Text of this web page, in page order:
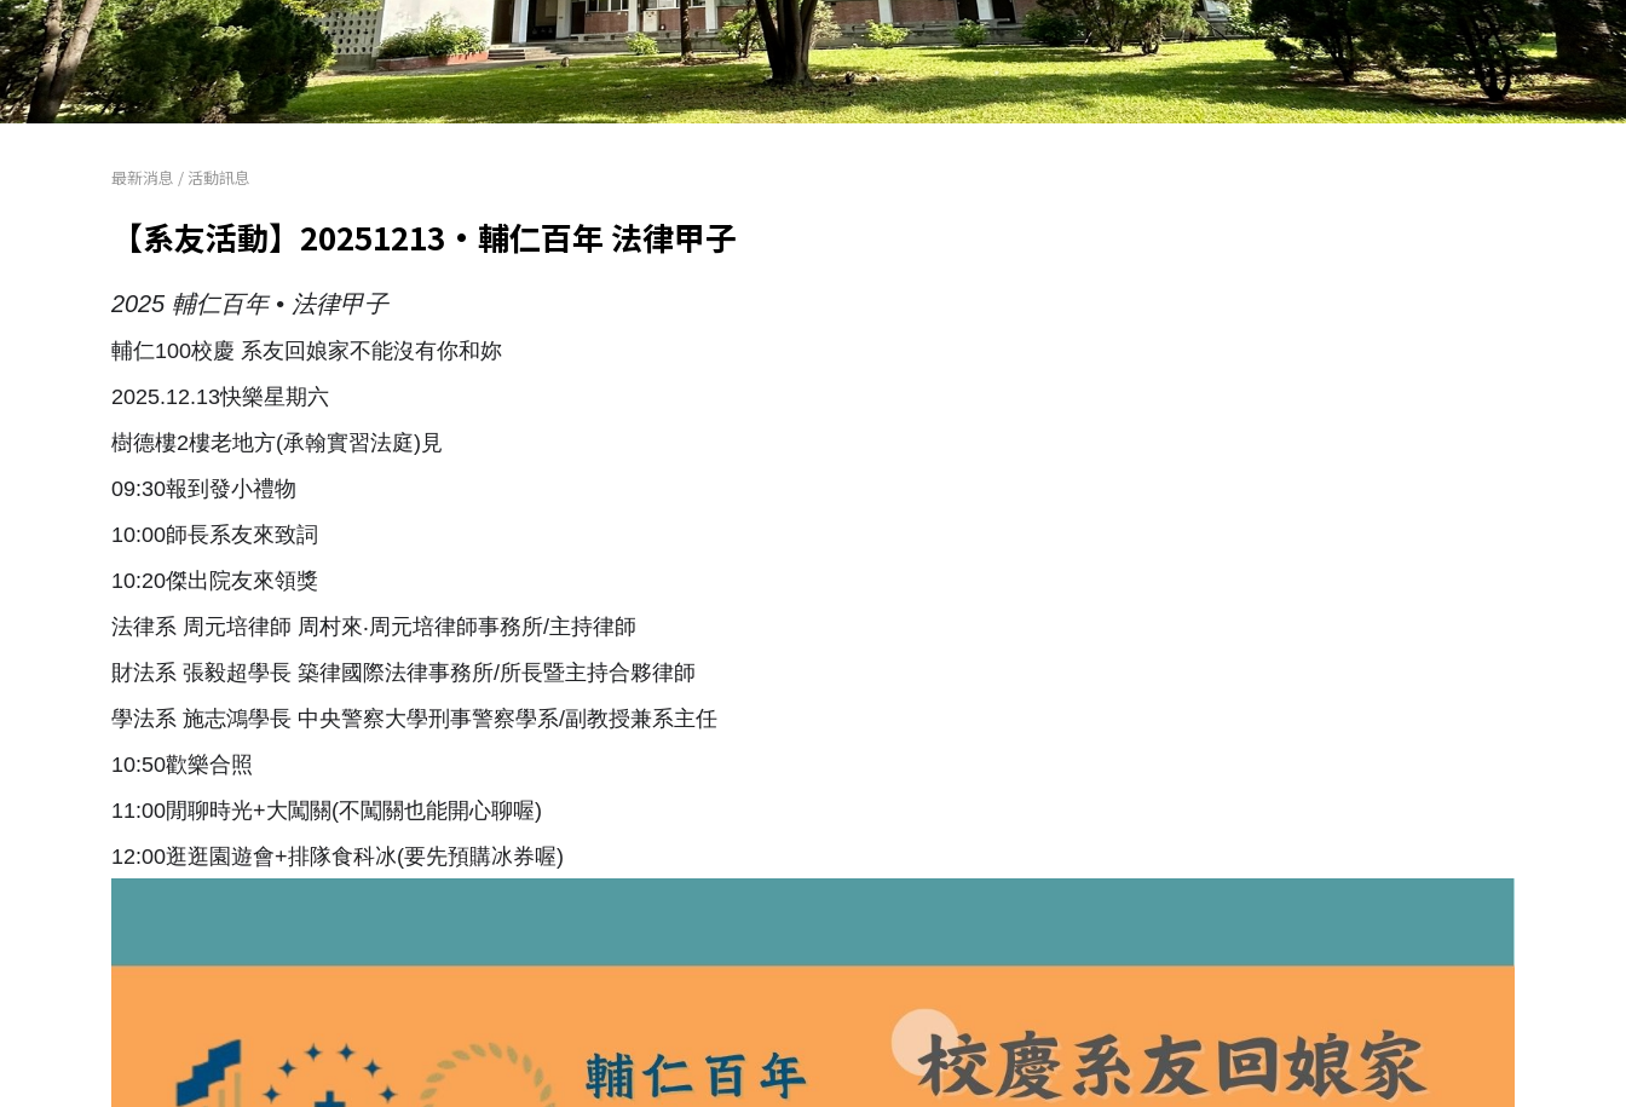
最新消息 / 活動訊息
【系友活動】20251213•輔仁百年 法律甲子
2025 輔仁百年 • 法律甲子
輔仁100校慶 系友回娘家不能沒有你和妳
2025.12.13快樂星期六
樹德樓2樓老地方(承翰實習法庭)見
09:30報到發小禮物
10:00師長系友來致詞
10:20傑出院友來領獎
法律系 周元培律師 周村來‧周元培律師事務所/主持律師
財法系 張毅超學長 築律國際法律事務所/所長暨主持合夥律師
學法系 施志鴻學長 中央警察大學刑事警察學系/副教授兼系主任
10:50歡樂合照
11:00閒聊時光+大闖關(不闖關也能開心聊喔)
​12:00逛逛園遊會+排隊食科冰(要先預購冰券喔)